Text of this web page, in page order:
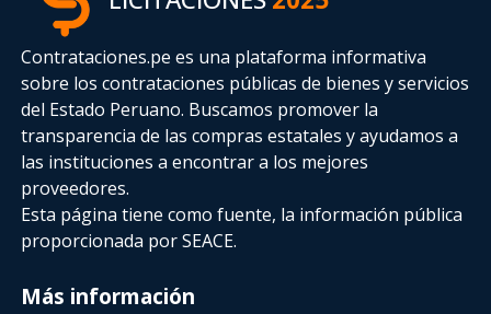
Contrataciones.pe es una plataforma informativa
sobre los contrataciones públicas de bienes y servicios
del Estado Peruano. Buscamos promover la
transparencia de las compras estatalesy ayudamos a
las instituciones a encontrar a los mejores
proveedores.
Esta página tiene como fuente, la información pública
proporcionada por SEACE.
Más información